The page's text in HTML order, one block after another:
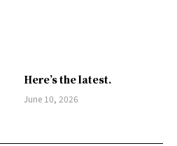
Here’s the latest.
June 10, 2026